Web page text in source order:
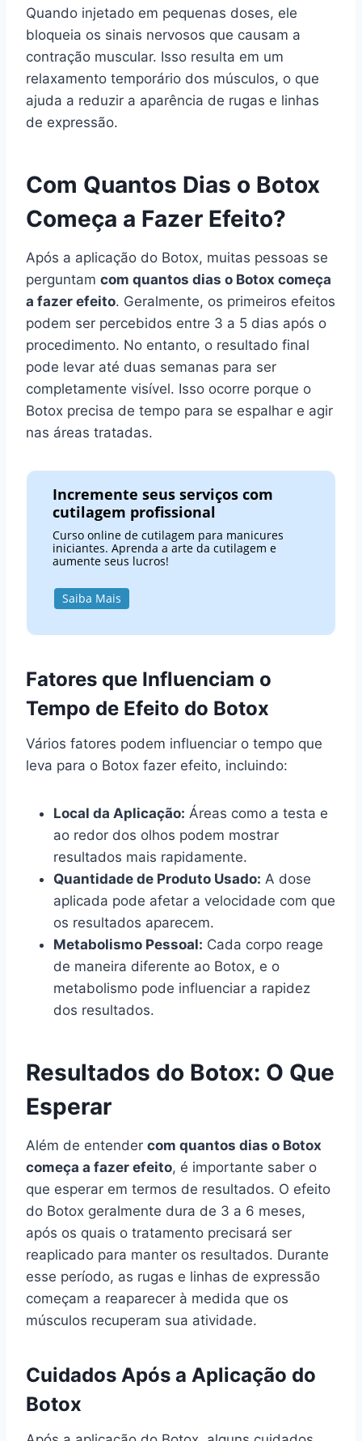
Quando injetado em pequenas doses, ele
bloqueia os sinais nervosos que causam a
contração muscular. Isso resulta em um
relaxamento temporário dos músculos, o que
ajuda a reduzir a aparência de rugas e linhas
de expressão.
Com Quantos Dias o Botox
Começa a Fazer Efeito?
Após a aplicação do Botox, muitas pessoas se
perguntam com quantos dias o Botox começa
a fazer efeito. Geralmente, os primeiros efeitos
podem ser percebidos entre 3 a 5 dias após o
procedimento. No entanto, o resultado final
pode levar até duas semanas para ser
completamente visível. Isso ocorre porque o
Botox precisa de tempo para se espalhar e agir
nas áreas tratadas.
Incremente seus serviços com
cutilagem profissional
Curso online de cutilagem para manicures
iniciantes. Aprenda a arte da cutilagem e
aumente seus lucros!
Saiba Mais
Fatores que Influenciam o
Tempo de Efeito do Botox
Vários fatores podem influenciar o tempo que
leva para o Botox fazer efeito, incluindo:
Local da Aplicação: Áreas como a testa e
ao redor dos olhos podem mostrar
resultados mais rapidamente.
Quantidade de Produto Usado: A dose
aplicada pode afetar a velocidade com que
os resultados aparecem.
Metabolismo Pessoal: Cada corpo reage
de maneira diferente ao Botox, e o
metabolismo pode influenciar a rapidez
dos resultados.
Resultados do Botox: O Que
Esperar
Além de entender com quantos dias o Botox
começa a fazer efeito, é importante saber o
que esperar em termos de resultados. O efeito
do Botox geralmente dura de 3 a 6 meses,
após os quais o tratamento precisará ser
reaplicado para manter os resultados. Durante
esse período, as rugas e linhas de expressão
começam a reaparecer à medida que os
músculos recuperam sua atividade.
Cuidados Após a Aplicação do
Botox